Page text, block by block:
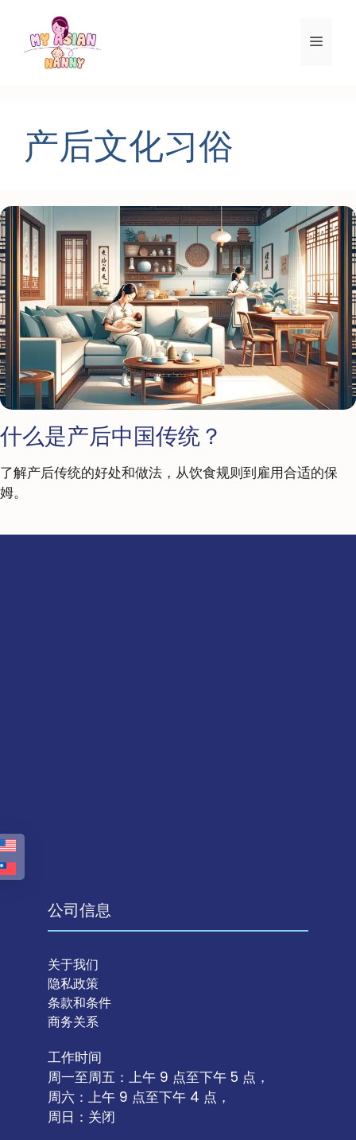
菜
产后文化习俗
什么是产后中国传统？
了解产后传统的好处和做法，从饮食规则到雇用合适的保
姆。
公司信息
关于我们
隐私政策
条款和条件
商务关系
工作时间
周一至周五：上午 9 点至下午 5 点，
周六：上午 9 点至下午 4 点，
周日：关闭